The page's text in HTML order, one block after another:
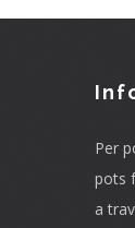
Per
pots
a